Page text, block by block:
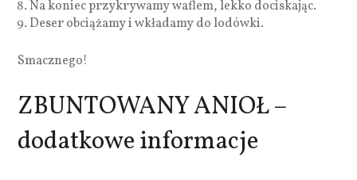
Na koniec przykrywamy waflem, lekko dociskając.
Deser obciążamy i wkładamy do lodówki.
Smacznego!
ZBUNTOWANY ANIOŁ –
dodatkowe informacje